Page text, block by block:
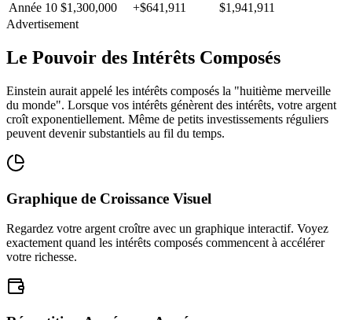
Année 10 $1,300,000 +$641,911
$1,941,911
Advertisement
Le Pouvoir des Intérêts Composés
Einstein aurait appelé les intérêts composés la "huitième merveille
du monde". Lorsque vos intérêts génèrent des intérêts, votre argent
croît exponentiellement. Même de petits investissements réguliers
peuvent devenir substantiels au fil du temps.
Graphique de Croissance Visuel
Regardez votre argent croître avec un graphique interactif. Voyez
exactement quand les intérêts composés commencent à accélérer
votre richesse.